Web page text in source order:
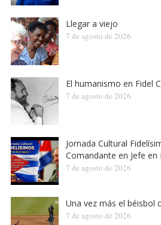
Llegar a viejo
7 de agosto de 2026
El humanismo en Fidel
7 de agosto de 2026
Jornada Cultural
Comandante en Jefe en
7 de agosto de 2026
Una vez más el béisbol
7 de agosto de 2026